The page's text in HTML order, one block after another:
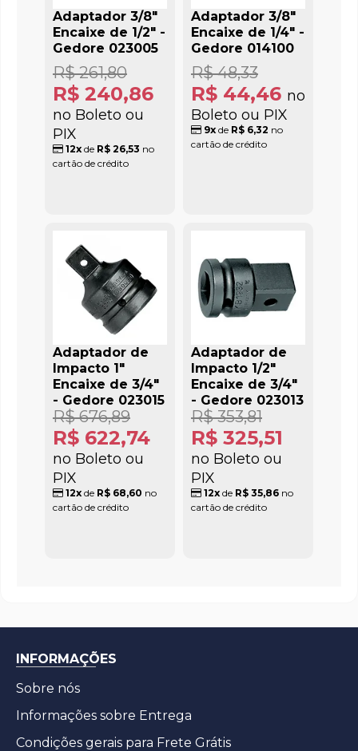
Adaptador 3/8"
Encaixe de 1/2" -
Gedore 023005
R$ 240,86
no Boleto ou
PIX
R$ 261,80
12x de R$ 26,53 no
cartão de crédito
Adaptador 3/8"
Encaixe de 1/4" -
Gedore 014100
R$ 44,46 no
Boleto ou PIX
R$ 48,33
9xde R$ 6,32 no
cartão de crédito
Adaptador de
Impacto 1"
Encaixe de 3/4"
- Gedore 023015
R$ 622,74
no Boleto ou
PIX
R$ 676,89
12x de R$ 68,60 no
cartão de crédito
Adaptador de
Impacto 1/2"
Encaixe de 3/4"
- Gedore 023013
R$ 325,51
no Boleto ou
PIX
R$ 353,81
12xde R$ 35,86no
cartão de crédito
INFORMAÇÕES
Sobre nós
Informações sobre Entrega
Condições gerais para Frete Grátis